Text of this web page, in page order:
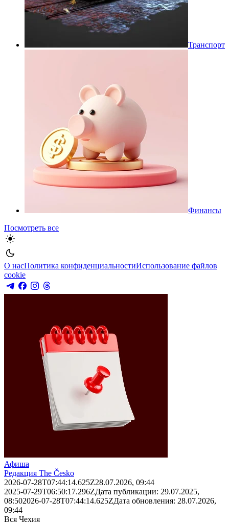
Транспорт
Финансы
Посмотреть все
О насПолитика конфиденциальностиИспользование файлов
cookie
Афиша
Редакция The Česko
2026-07-28T07:44:14.625Z28.07.2026, 09:44
2025-07-29T06:50:17.296ZДата публикации: 29.07.2025,
08:502026-07-28T07:44:14.625ZДата обновления: 28.07.2026,
09:44
Вся Чехия